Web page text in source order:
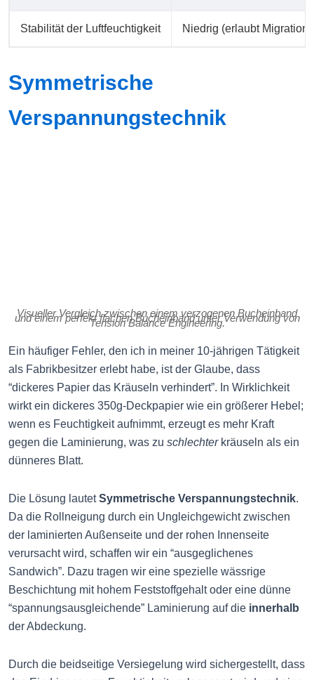
Stabilität der Luftfeuchtigkeit Niedrig (erlaubt Migration)
Symmetrische
Verspannungstechnik
Visueller Vergleich zwischen einem verzogenen Bucheinband
und einem perfekt flachen Bucheinband unter Verwendung von
Tension Balance Engineering.
Ein häufiger Fehler, den ich in meiner 10-jährigen Tätigkeit
als Fabrikbesitzer erlebt habe, ist der Glaube, dass
“dickeres Papier das Kräuseln verhindert”. In Wirklichkeit
wirkt ein dickeres 350g-Deckpapier wie ein größerer Hebel;
wenn es Feuchtigkeit aufnimmt, erzeugt es mehr Kraft
gegen die Laminierung, was zu schlechterkräuseln als ein
dünneres Blatt.
Die Lösung lautetSymmetrische Verspannungstechnik.
Da die Rollneigung durch ein Ungleichgewicht zwischen
der laminierten Außenseite und der rohen Innenseite
verursacht wird, schaffen wir ein “ausgeglichenes
Sandwich”. Dazu tragen wir eine spezielle wässrige
Beschichtung mit hohem Feststoffgehalt oder eine dünne
“spannungsausgleichende” Laminierung auf die innerhalb
der Abdeckung.
Durch die beidseitige Versiegelung wird sichergestellt, dass